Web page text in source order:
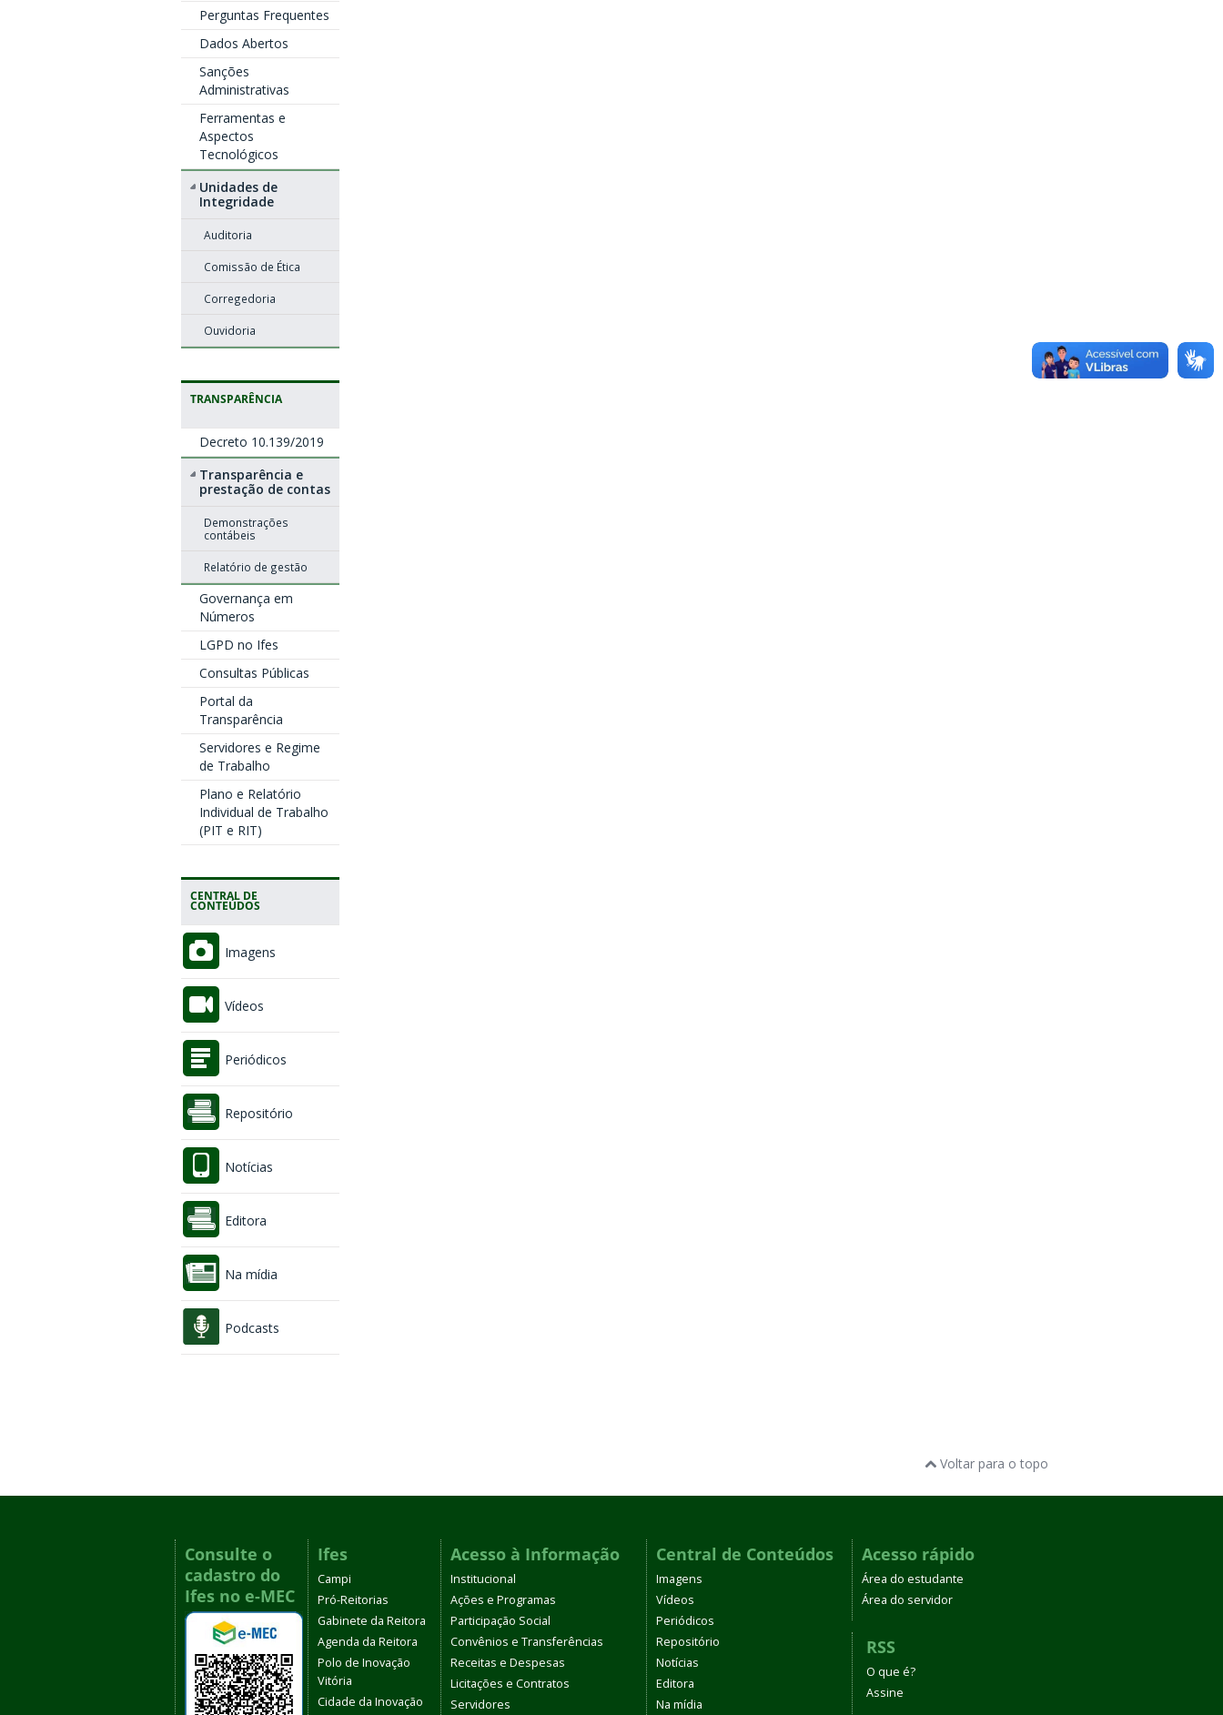
Perguntas Frequentes
Dados Abertos
Sanções
Administrativas
Ferramentas e
Aspectos
Tecnológicos
Unidades de
Integridade
Auditoria
Comissão de Ética
Corregedoria
Ouvidoria
TRANSPARÊNCIA
Decreto 10.139/2019
Transparência e
prestação de contas
Demonstrações
contábeis
Relatório de gestão
Governança em
Números
LGPD no Ifes
Consultas Públicas
Portal da
Transparência
Servidores e Regime
de Trabalho
Plano e Relatório
Individual de Trabalho
(PIT e RIT)
CENTRAL DE
CONTEÚDOS
Imagens
Vídeos
Periódicos
Repositório
Notícias
Editora
Na mídia
Podcasts
Voltar para o topo
Consulte o
cadastro do
Ifes no e-MEC
Ifes
Campi
Pró-Reitorias
Gabinete da Reitora
Agenda da Reitora
Polo de Inovação
Vitória
Cidade da Inovação
Acesso à Informação
Institucional
Ações e Programas
Participação Social
Convênios e Transferências
Receitas e Despesas
Licitações e Contratos
Servidores
Central de Conteúdos
Imagens
Vídeos
Periódicos
Repositório
Notícias
Editora
Na mídia
Acesso rápido
Área do estudante
Área do servidor
RSS
O que é?
Assine